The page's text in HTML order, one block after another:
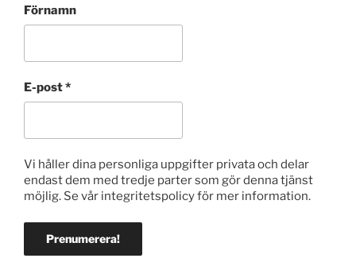
Förnamn
E-post*
Vi håller dina personliga uppgifter privata och delar
endast dem med tredje parter som gör denna tjänst
möjlig. Se vår integritetspolicy för mer information.